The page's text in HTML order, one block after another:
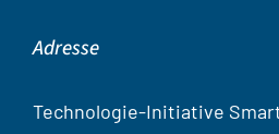
Adresse
Technologie-Initiative